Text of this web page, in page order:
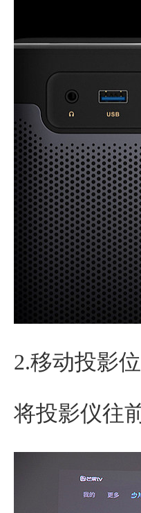
2.移动投影
将投影仪往